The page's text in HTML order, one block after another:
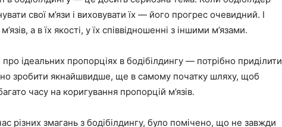
свої м’язи і виховувати їх — його прогрес очевидний. І
а в їх якості, у їх співвідношенні з іншими м’язами.
про ідеальних пропорціях в бодібілдингу — потрібно приділити
зробити якнайшвидше, ще в самому початку шляху, щоб
часу на коригування пропорцій м’язів.
різних змагань з бодібілдингу, було помічено, що не завжди